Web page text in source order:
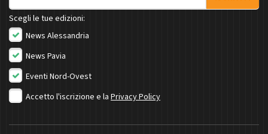
Scegli le tue edizioni:
News Alessandria
News Pavia
Eventi Nord-Ovest
Accetto l'iscrizione e la Privacy Policy